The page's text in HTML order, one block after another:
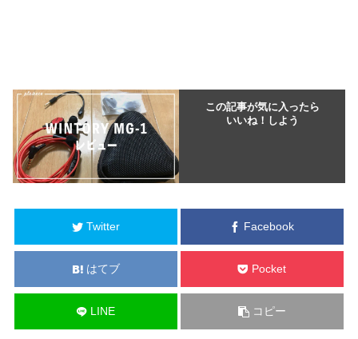
この記事が気に入ったら
いいね！しよう
Twitter Facebook
はてブ Pocket
LINE コピー